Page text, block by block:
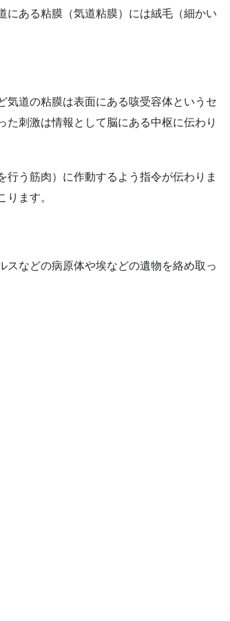
にある粘膜（気道粘膜）には絨毛（細かい
気道の粘膜は表面にある咳受容体というセ
刺激は情報として脳にある中枢に伝わり
う筋肉）に作動するよう指令が伝わりま
ます。
スなどの病原体や埃などの遺物を絡め取っ